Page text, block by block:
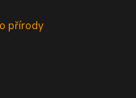
přírody